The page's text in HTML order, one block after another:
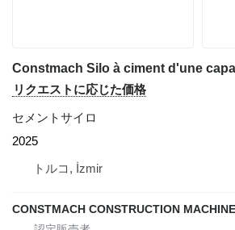
Constmach Silo à ciment d'une
リクエストに応じた価格
セメントサイロ
2025
トルコ, İzmir
CONSTMACH CONSTRUCTION